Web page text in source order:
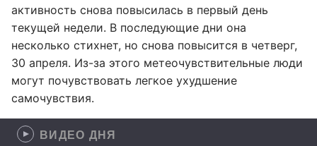
активность снова повысилась в первый день
текущей недели. В последующие дни она
несколько стихнет, но снова повысится в четверг,
30 апреля. Из-за этого метеочувствительные люди
могут почувствовать легкое ухудшение
самочувствия.
ВИДЕО ДНЯ